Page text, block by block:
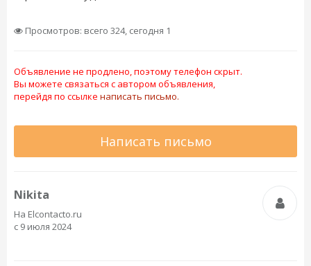
Просмотров: всего 324, сегодня 1
Объявление не продлено, поэтому телефон скрыт.
Вы можете связаться с автором объявления,
перейдя по ссылке написать письмо.
Написать письмо
Nikita
На Elcontacto.ru
с 9 июля 2024